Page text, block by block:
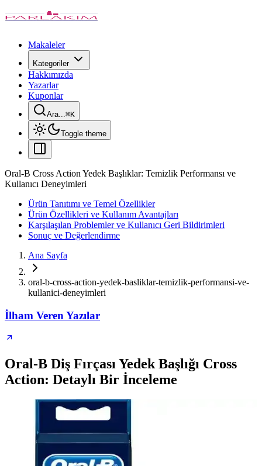
Makaleler
Kategoriler
Hakkımızda
Yazarlar
Kuponlar
Ara...⌘K
Toggle theme
Oral-B Cross Action Yedek Başlıklar: Temizlik Performansı ve
Kullanıcı Deneyimleri
Ürün Tanıtımı ve Temel Özellikler
Ürün Özellikleri ve Kullanım Avantajları
Karşılaşılan Problemler ve Kullanıcı Geri Bildirimleri
Sonuç ve Değerlendirme
Ana Sayfa
oral-b-cross-action-yedek-basliklar-temizlik-performansi-ve-
kullanici-deneyimleri
İlham Veren Yazılar
Oral-B Diş Fırçası Yedek Başlığı Cross
Action: Detaylı Bir İnceleme